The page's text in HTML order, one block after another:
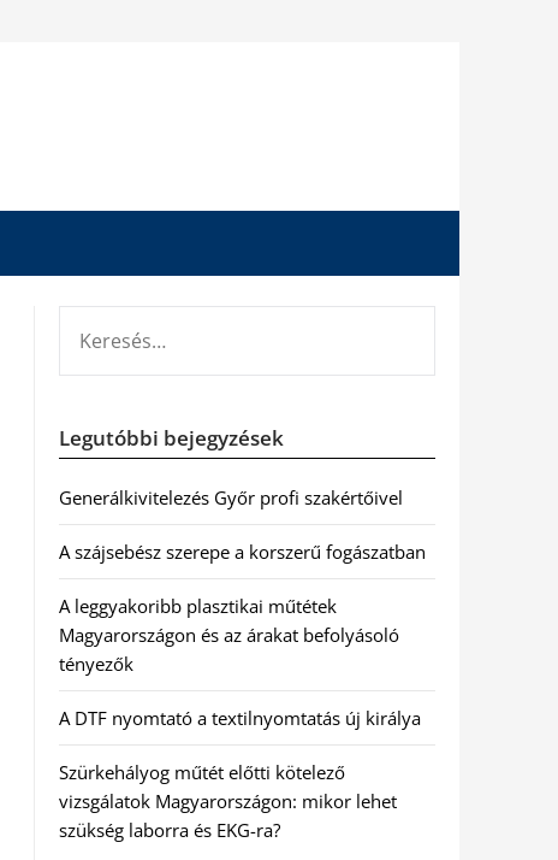
Legutóbbi bejegyzések
Generálkivitelezés Győr profi szakértőivel
A szájsebész szerepe a korszerű fogászatban
A leggyakoribb plasztikai műtétek
Magyarországon és az árakat befolyásoló
tényezők
A DTF nyomtató a textilnyomtatás új királya
Szürkehályog műtét előtti kötelező
vizsgálatok Magyarországon: mikor lehet
szükség laborra és EKG-ra?